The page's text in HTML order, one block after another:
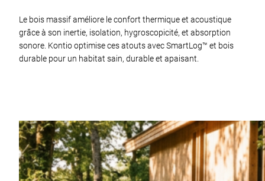
Le bois massif améliore le confort thermique et acoustique
grâce à son inertie, isolation, hygroscopicité, et absorption
sonore. Kontio optimise ces atouts avec SmartLog™ et bois
durable pour un habitat sain, durable et apaisant.